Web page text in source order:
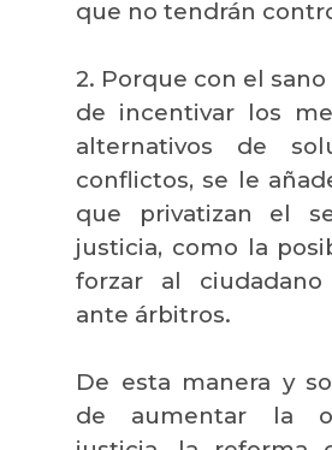
que no tendrán
2. Porque con el
de incentivar los
alternativos de
conflictos, se le
que privatizan el
justicia, como la
forzar al
ante árbitros.
De esta manera y
de aumentar la